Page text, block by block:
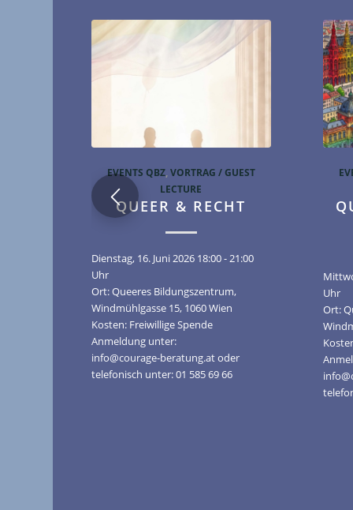
EVENTS QBZ, VORTRAG / GUEST
LECTURE
QUEER & RECHT
Dienstag, 16. Juni 2026 18:00 - 21:00
Uhr
Ort: Queeres Bildungszentrum,
Windmühlgasse 15, 1060 Wien
Kosten: Freiwillige Spende
Anmeldung unter:
info@courage-beratung.at oder
telefonisch unter: 01 585 69 66
Uhr
Ort: